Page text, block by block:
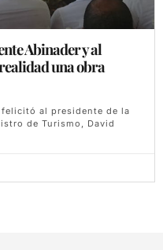
Abinader y al
una obra
al presidente de la
de Turismo, David